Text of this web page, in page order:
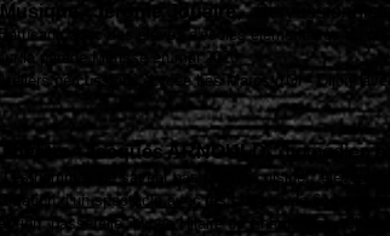
Musique Jérôme Jouaire,
avec des élèves d'écoles élémentaires du
la parade Métisse en mai 2020.
percussions, Lycée Les Marcs d'Or - Dijon,
Théâtre Jacques ARNOULD, comédien
"Les hommes ne savent pas faire la cuisine", élèves
Création d’un spectacle avec les classes de 6ème et
“passerelle” Lycée Hilaire de Chardonnet -